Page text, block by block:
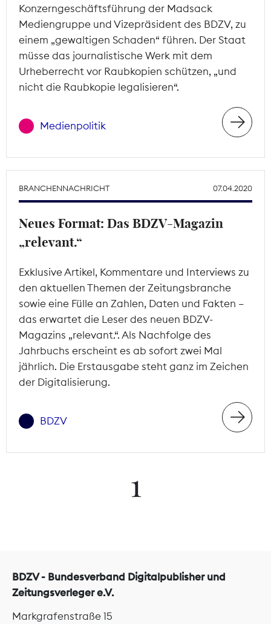
Konzerngeschäftsführung der Madsack
Mediengruppe und Vizepräsident des BDZV, zu
einem „gewaltigen Schaden“ führen. Der Staat
müsse das journalistische Werk mit dem
Urheberrecht vor Raubkopien schützen, „und
nicht die Raubkopie legalisieren“.
Medienpolitik
BRANCHENNACHRICHT 07.04.2020
Neues Format: Das BDZV-Magazin
„relevant.“
Exklusive Artikel, Kommentare und Interviews zu
den aktuellen Themen der Zeitungsbranche
sowie eine Fülle an Zahlen, Daten und Fakten –
das erwartet die Leser des neuen BDZV-
Magazins „relevant.“. Als Nachfolge des
Jahrbuchs erscheint es ab sofort zwei Mal
jährlich. Die Erstausgabe steht ganz im Zeichen
der Digitalisierung.
BDZV
1
BDZV - Bundesverband Digitalpublisher und
Zeitungsverleger e.V.
Markgrafenstraße 15